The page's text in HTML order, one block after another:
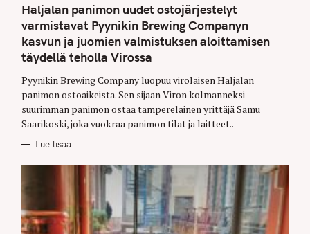
T
E
G
O
R
I
E
S
Haljalan panimon uudet ostojärjestelyt
varmistavat Pyynikin Brewing Companyn
kasvun ja juomien valmistuksen aloittamisen
täydellä teholla Virossa
Pyynikin Brewing Company luopuu virolaisen Haljalan
panimon ostoaikeista. Sen sijaan Viron kolmanneksi
suurimman panimon ostaa tamperelainen yrittäjä Samu
Saarikoski, joka vuokraa panimon tilat ja laitteet..
Lue lisää